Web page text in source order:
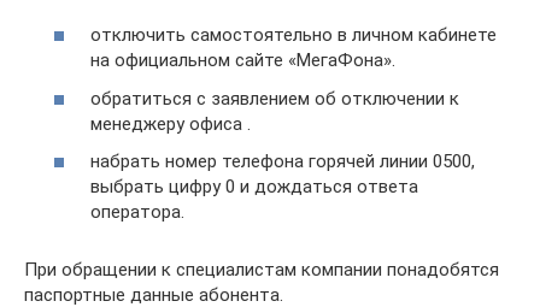
отключить самостоятельно в личном кабинете
на официальном сайте «МегаФона».
обратиться с заявлением об отключении к
менеджеру офиса .
набрать номер телефона горячей линии 0500,
выбрать цифру 0 и дождаться ответа
оператора.
При обращении к специалистам компании понадобятся
паспортные данные абонента.